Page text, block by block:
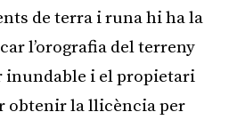
de terra i runa hi ha la
l’orografia del terreny
inundable i el propietari
obtenir la llicència per